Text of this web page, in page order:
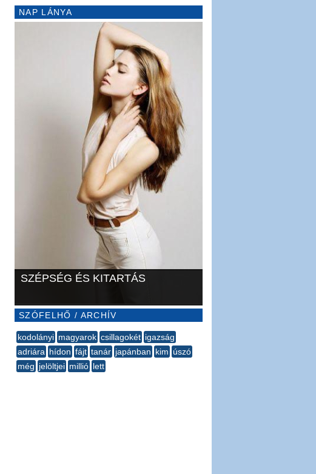
NAP LÁNYA
SZÉPSÉG ÉS KITARTÁS
SZÓFELHŐ / ARCHÍV
kodolányi magyarok csillagokét igazság
adriára hídon fájt tanár japánban kim úszó
még jelöltjei millió lett